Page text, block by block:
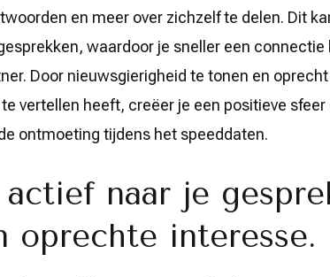
en meer over zichzelf te delen. Dit
waardoor je sneller een
Door nieuwsgierigheid te tonen en
vertellen heeft, creëer je een positieve
ontmoeting tijdens het speeddaten.
naar je
oprechte interesse.